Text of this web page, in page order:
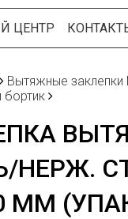
ЦЕНТР
Вытяжные заклепки
бортик
НЕРЖ.
ММ